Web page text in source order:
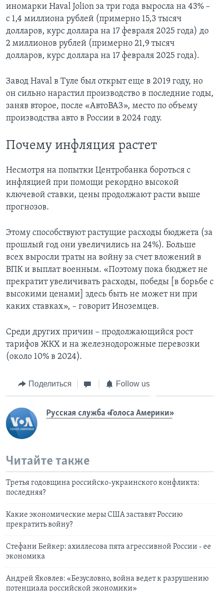
иномарки Haval Jolion за три года выросла на 43% –
с 1,4 миллиона рублей (примерно 15,3 тысяч
долларов, курс доллара на 17 февраля 2025 года) до
2 миллионов рублей (примерно 21,9 тысяч
долларов, курс доллара на 17 февраля 2025 года).
Завод Haval в Туле был открыт еще в 2019 году, но
он сильно нарастил производство в последние годы,
заняв второе, после «АвтоВАЗ», место по объему
производства авто в России в 2024 году.
Почему инфляция растет
Несмотря на попытки Центробанка бороться с
инфляцией при помощи рекордно высокой
ключевой ставки, цены продолжают расти выше
прогнозов.
Этому способствуют растущие расходы бюджета (за
прошлый год они увеличились на 24%). Больше
всех выросли траты на войну за счет вложений в
ВПК и выплат военным. «Поэтому пока бюджет не
прекратит увеличивать расходы, победы [в борьбе с
высокими ценами] здесь быть не может ни при
каких ставках», – говорит Иноземцев.
Среди других причин – продолжающийся рост
тарифов ЖКХ и на железнодорожные перевозки
(около 10% в 2024).
Поделиться Follow us
Русская служба «Голоса Америки»
Читайте также
Третья годовщина российско-украинского конфликта:
последняя?
Какие экономические меры США заставят Россию
прекратить войну?
Стефани Бейкер: ахиллесова пята агрессивной России - ее
экономика
Андрей Яковлев: «Безусловно, война ведет к разрушению
потенциала российской экономики»